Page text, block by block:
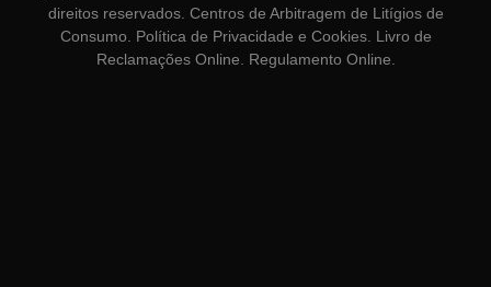
direitos reservados. Centros de Arbitragem de Litígios de
Consumo
Política de Privacidade e Cookies. Livro de
Reclamações Online
Regulamento Online